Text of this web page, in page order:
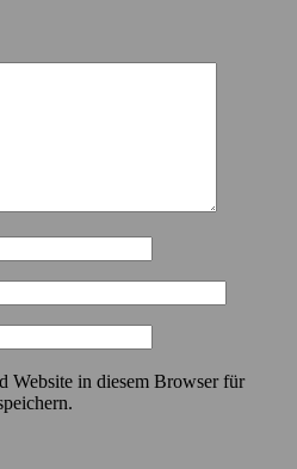
Website in diesem Browser für